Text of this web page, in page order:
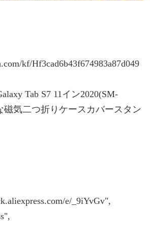
kf/Hf3cad6b43f674983a87d049
Tab S7 11イン2020(SM-
磁気二つ折りケースカバースタン
e/_9iYvGv",